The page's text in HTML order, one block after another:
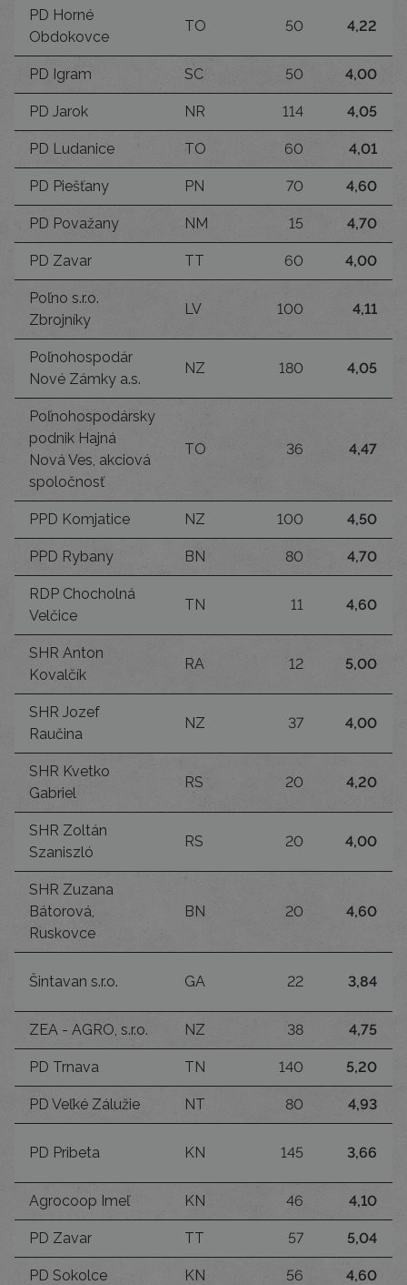
PD Horné
Obdokovce
TO 50 4,22
PD Igram SC 50 4,00
PD Jarok NR 114 4,05
PD Ludanice TO 60 4,01
PD Piešťany PN 70 4,60
PD Považany NM 15 4,70
PD Zavar TT 60 4,00
Poľno s.r.o.
Zbrojníky
LV 100 4,11
Poľnohospodár
Nové Zámky a.s.
NZ 180 4,05
Poľnohospodársky
podnik Hajná
Nová Ves, akciová
spoločnosť
TO 36 4,47
PPD Komjatice NZ 100 4,50
PPD Rybany BN 80 4,70
RDP Chocholná
Velčice
TN 11 4,60
SHR Anton
Kovalčík
RA 12 5,00
SHR Jozef
Raučina
NZ 37 4,00
SHR Kvetko
Gabriel
RS 20 4,20
SHR Zoltán
Szaniszló
RS 20 4,00
SHR Zuzana
Bátorová,
Ruskovce
BN 20 4,60
Šintavan s.r.o. GA 22 3,84
ZEA - AGRO, s.r.o. NZ 38 4,75
PD Trnava TN 140 5,20
PD Veľké Zálužie NT 80 4,93
PD Pribeta KN 145 3,66
Agrocoop Imeľ KN 46 4,10
PD Zavar TT 57 5,04
PD Sokolce KN 56 4,60